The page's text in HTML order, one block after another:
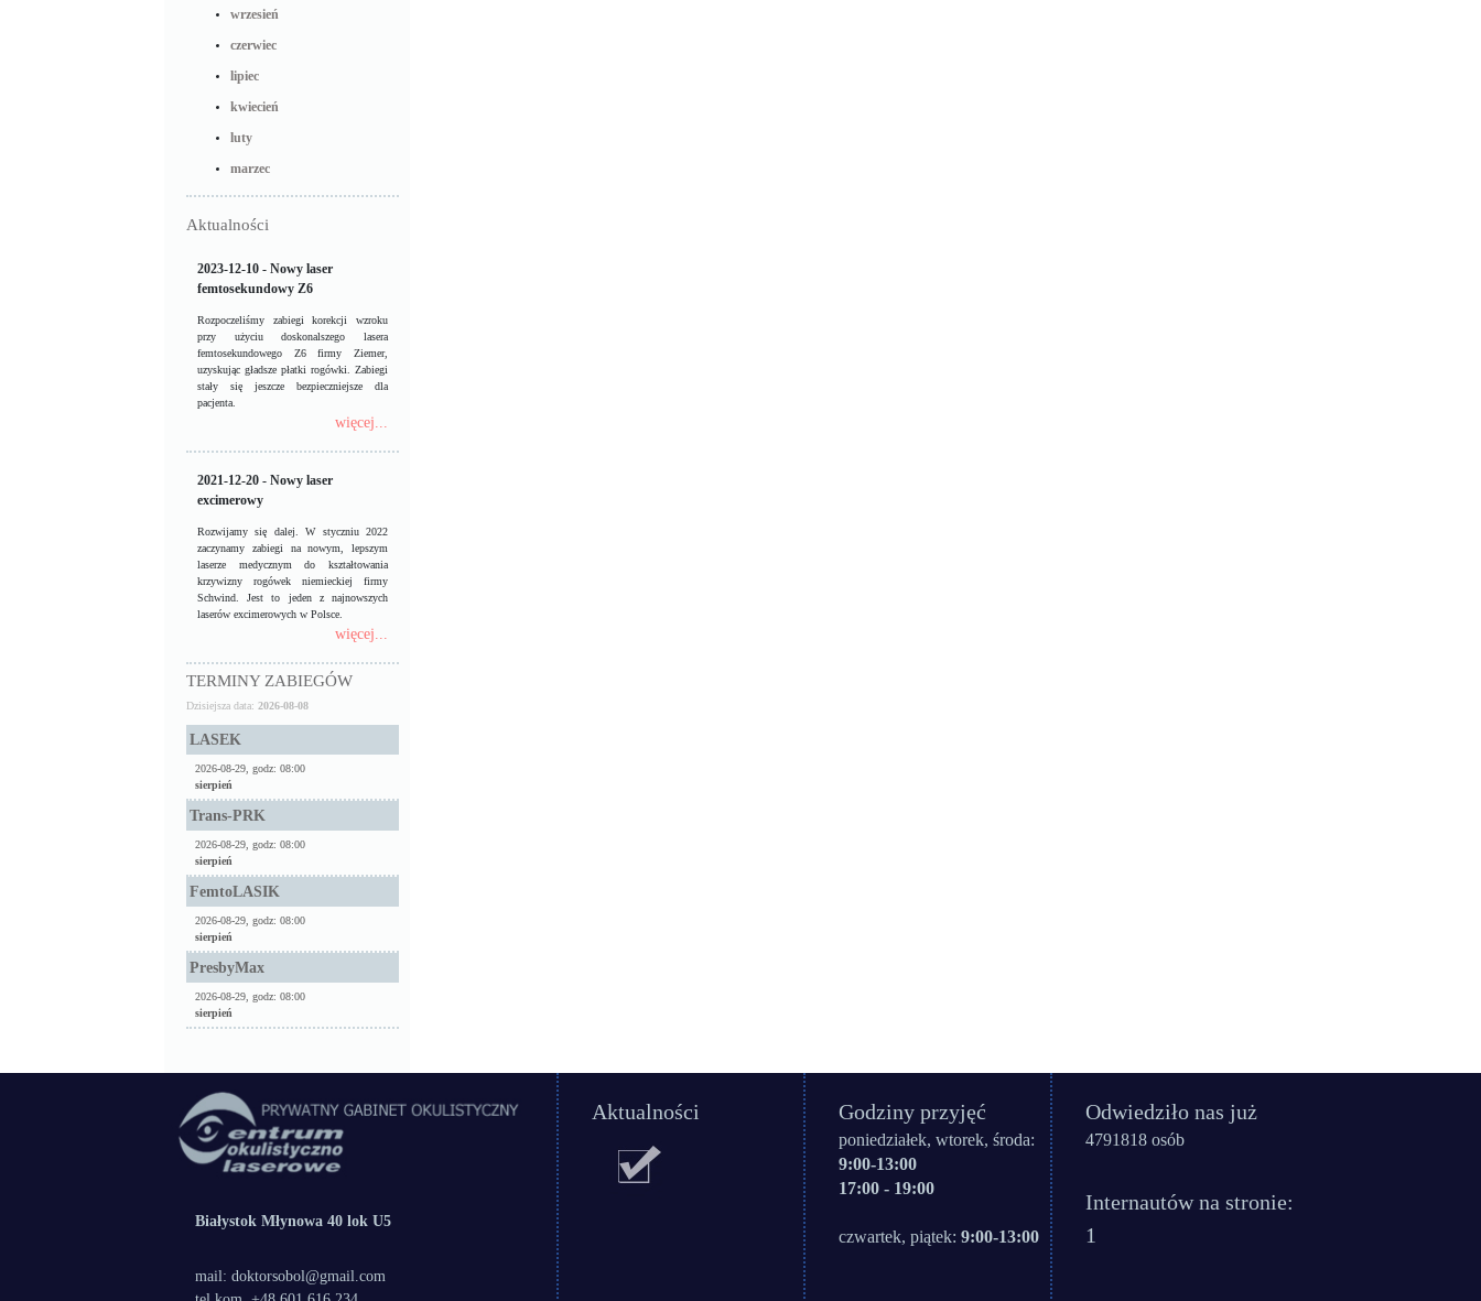
wrzesień
czerwiec
lipiec
kwiecień
luty
marzec
Aktualności
2023-12-10 - Nowy laser
femtosekundowy Z6
Rozpoczeliśmy zabiegi korekcji wzroku
przy użyciu doskonalszego lasera
femtosekundowego Z6 firmy Ziemer,
uzyskując gładsze płatki rogówki. Zabiegi
stały się jeszcze bezpieczniejsze dla
pacjenta.
więcej...
2021-12-20 - Nowy laser
excimerowy
Rozwijamy się dalej. W styczniu 2022
zaczynamy zabiegi na nowym, lepszym
laserze medycznym do kształtowania
krzywizny rogówek niemieckiej firmy
Schwind. Jest to jeden z najnowszych
laserów excimerowych w Polsce.
więcej...
TERMINY ZABIEGÓW
Dzisiejsza data: 2026-08-08
LASEK
2026-08-29, godz: 08:00
sierpień
Trans-PRK
2026-08-29, godz: 08:00
sierpień
FemtoLASIK
2026-08-29, godz: 08:00
sierpień
PresbyMax
2026-08-29, godz: 08:00
sierpień
Białystok Młynowa 40 lok U5
mail: doktorsobol@gmail.com
Aktualności Godziny przyjęć
poniedziałek, wtorek, środa:
9:00-13:00
17:00 - 19:00
czwartek, piątek: 9:00-13:00
Odwiedziło nas już
4791818 osób
Internautów na stronie:
1